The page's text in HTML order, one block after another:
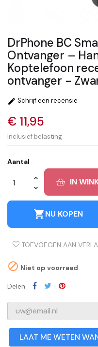
DrPhone BC
Ontvanger –
Koptelefoon
ontvanger -
 Schrijf een recensie
€ 11,95
Inclusief belasting
Aantal
IN
shopping_cartNU KOPEN
TOEVOEGEN AAN
 Niet op voorraad
Delen
LAAT ME WETEN